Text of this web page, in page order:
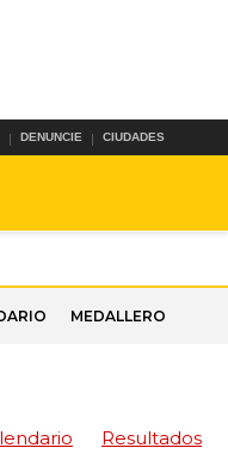
DENUNCIE CIUDADES
MEDALLERO
Resultados